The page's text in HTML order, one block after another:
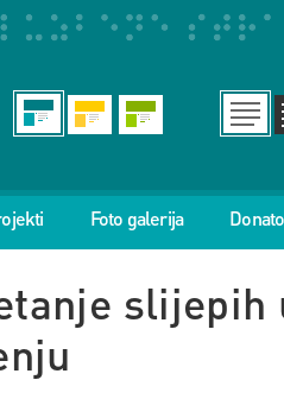
Foto galerija
slijepih